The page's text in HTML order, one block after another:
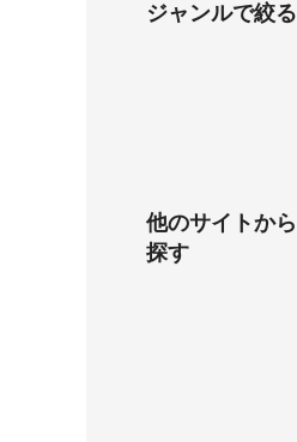
ジャンルで絞る
他のサイトから
探す